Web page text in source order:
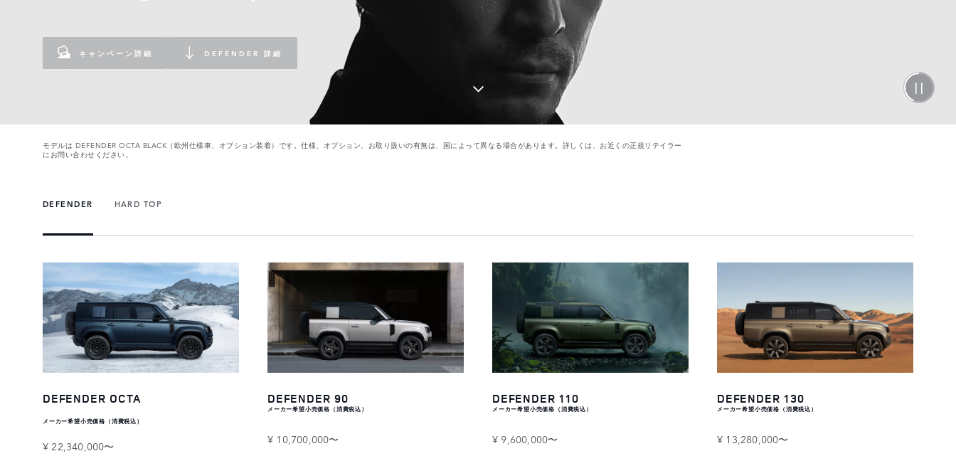
キャンペーン詳細 DEFENDER 詳細
モデルは DEFENDER OCTA BLACK（欧州仕様車、オプション装着）です。仕様、オプション、お取り扱いの有無は、国によって異なる場合があります。詳しくは、お近くの正規リテイラー
にお問い合わせください。
DEFENDER HARD TOP
DEFENDER OCTA
メーカー希望小売価格（消費税込）
¥ 22,340,000〜
DEFENDER 90
メーカー希望小売価格（消費税込）
¥ 10,700,000〜
DEFENDER 110
メーカー希望小売価格（消費税込）
¥ 9,600,000〜
DEFENDER 130
メーカー希望小売価格（消費税込）
¥ 13,280,000〜